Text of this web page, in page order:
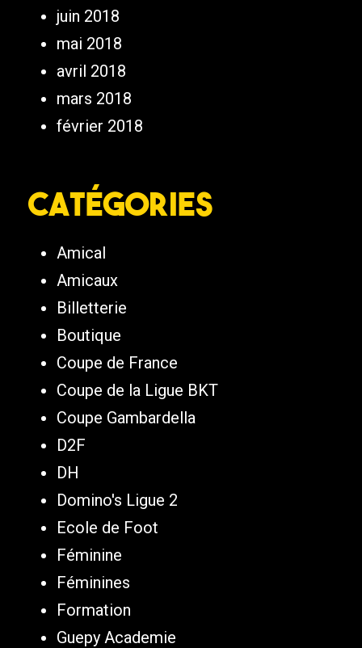
juin 2018
mai 2018
avril 2018
mars 2018
février 2018
Catégories
Amical
Amicaux
Billetterie
Boutique
Coupe de France
Coupe de la Ligue BKT
Coupe Gambardella
D2F
DH
Domino's Ligue 2
Ecole de Foot
Féminine
Féminines
Formation
Guepy Academie